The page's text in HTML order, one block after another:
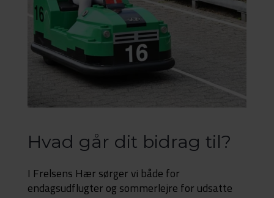
Hvad går dit bidrag til?
I Frelsens Hær sørger vi både for
endagsudflugter og sommerlejre for udsatte